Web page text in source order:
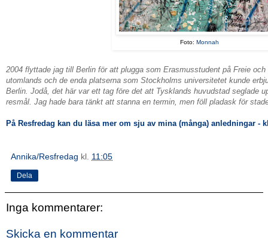
Foto: Monnah
2004 flyttade jag till Berlin för att plugga som Erasmusstudent på Freie
utomlands och de enda platserna som Stockholms universitetet kunde
Berlin. Jodå, det här var ett tag före det att Tysklands huvudstad seglade
resmål. Jag hade bara tänkt att stanna en termin, men föll pladask för
På Resfredag kan du läsa mer om sju av mina (många) anledningar -
Annika/Resfredag kl. 11:05
Dela
Inga kommentarer:
Skicka en kommentar